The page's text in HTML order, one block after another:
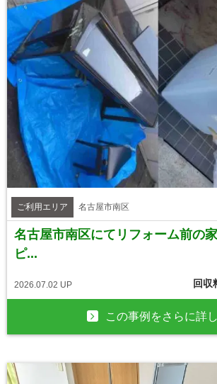
ご利用エリア 名古屋市南区
名古屋市南区にてリフォーム前の
ピ...
2026.07.02 UP 回収
この事例をさらに詳し